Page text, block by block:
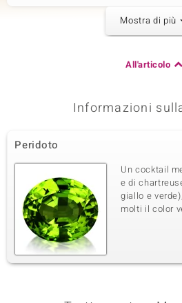
Seconda pietra preziosa
78 à
Origine
Terza pietra preziosa
Varietà delle gemme
Zircone 62
Somma del peso in carati
0,715 ct
Montatura
pavé
Mostra di più
All'articolo
Informazioni
Peridoto
Un cocktail
e di
giallo e
molti il color